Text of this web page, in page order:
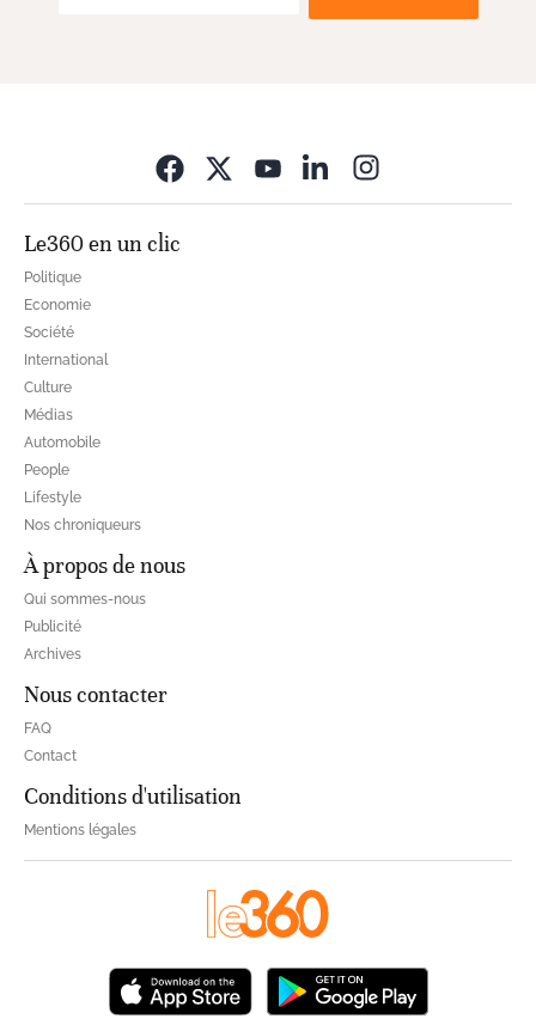
Le360 en un clic
Politique
Economie
Société
International
Culture
Médias
Automobile
People
Lifestyle
Nos chroniqueurs
À propos de nous
Qui sommes-nous
Publicité
Archives
Nous contacter
FAQ
Contact
Conditions d'utilisation
Mentions légales